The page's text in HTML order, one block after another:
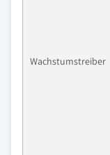
Wachstumstreiber